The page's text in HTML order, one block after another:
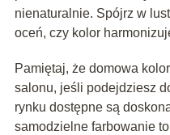
nienaturalnie. Spójrz w
oceń, czy kolor
Pamiętaj, że domowa
salonu, jeśli podejdziesz
rynku dostępne są
samodzielne farbowanie